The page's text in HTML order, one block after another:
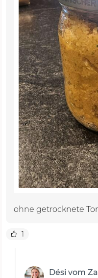
ohne getrocknete
1
Dési vom